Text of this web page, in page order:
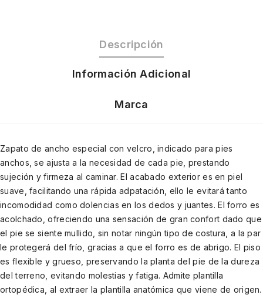
Descripción
Información Adicional
Marca
Zapato de ancho especial con velcro, indicado para pies
anchos, se ajusta a la necesidad de cada pie, prestando
sujeción y firmeza al caminar. El acabado exterior es en piel
suave, facilitando una rápida adpatación, ello le evitará tanto
incomodidad como dolencias en los dedos y juantes. El forro es
acolchado, ofreciendo una sensación de gran confort dado que
el pie se siente mullido, sin notar ningún tipo de costura, a la par
le protegerá del frío, gracias a que el forro es de abrigo. El piso
es flexible y grueso, preservando la planta del pie de la dureza
del terreno, evitando molestias y fatiga. Admite plantilla
ortopédica, al extraer la plantilla anatómica que viene de origen.